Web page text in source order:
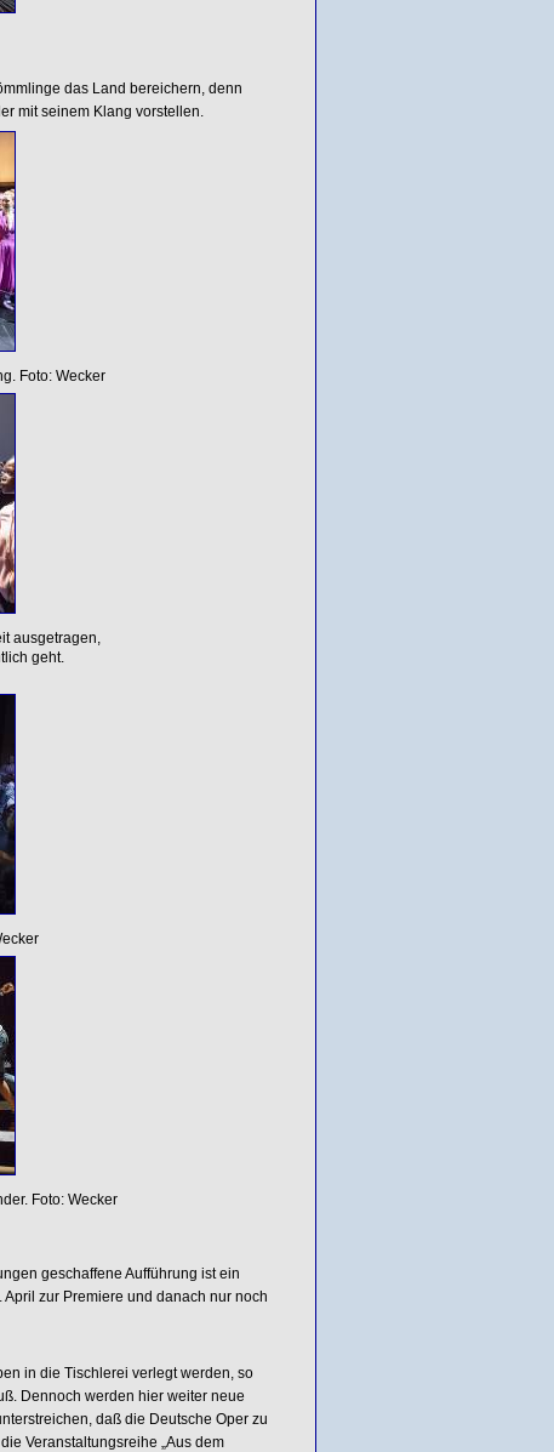
das Land bereichern, denn
mit seinem Klang vorstellen.
Foto: Wecker
ausgetragen,
geht.
Foto: Wecker
geschaffene Aufführung ist ein
zur Premiere und danach nur noch
in die Tischlerei verlegt werden, so
Dennoch werden hier weiter neue
daß die Deutsche Oper zu
Veranstaltungsreihe „Aus dem